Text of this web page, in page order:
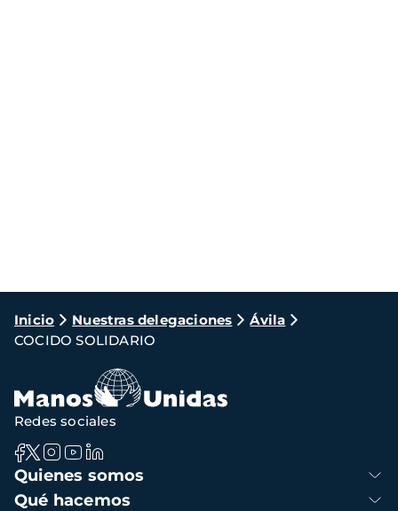
Ruta
de
navegación
Inicio Nuestras delegaciones
Ávila
COCIDO SOLIDARIO
Navegación
principal
Quienes somos
Qué hacemos
Redes sociales